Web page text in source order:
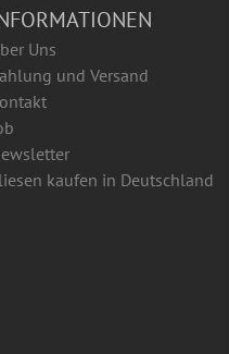
Uns
und Versand
kaufen in Deutschland